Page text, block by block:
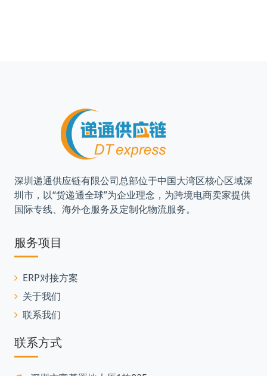
深圳递通供应链有限公司总部位于中国大湾区核心区域深
圳市，以“货递通全球”为企业理念，为跨境电商卖家提供
国际专线、海外仓服务及定制化物流服务。
服务项目
ERP对接方案
关于我们
联系我们
联系方式